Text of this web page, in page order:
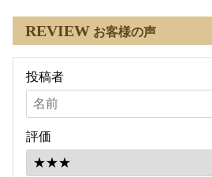
REVIEW お客様の声
投稿者
評価